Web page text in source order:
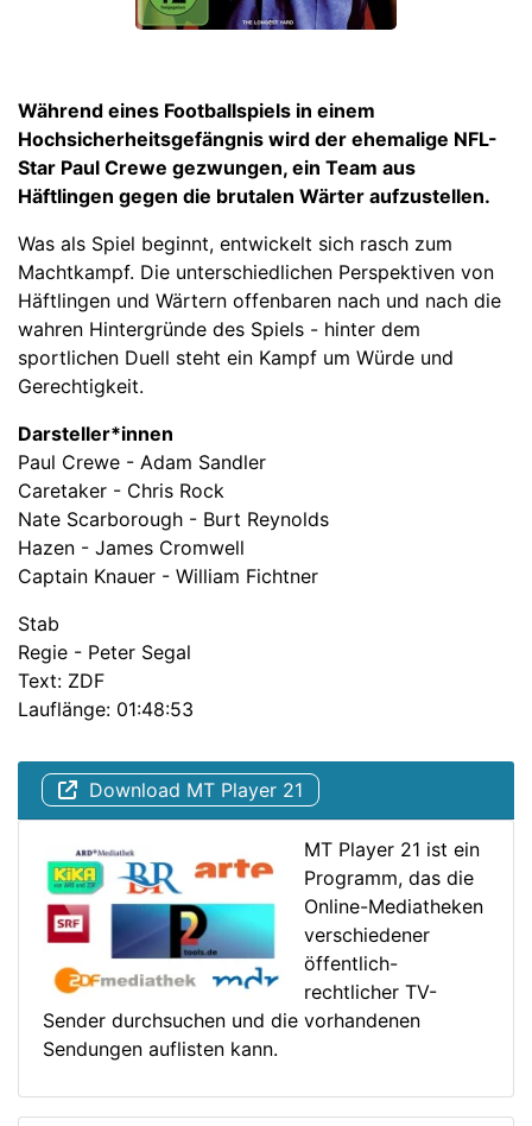
Während eines Footballspiels in einem
Hochsicherheitsgefängnis wird der ehemalige NFL-
Star Paul Crewe gezwungen, ein Team aus
Häftlingen gegen die brutalen Wärter aufzustellen.
Was als Spiel beginnt, entwickelt sich rasch zum
Machtkampf. Die unterschiedlichen Perspektiven von
Häftlingen und Wärtern offenbaren nach und nach die
wahren Hintergründe des Spiels - hinter dem
sportlichen Duell steht ein Kampf um Würde und
Gerechtigkeit.
Darsteller*innen
Paul Crewe - Adam Sandler
Caretaker - Chris Rock
Nate Scarborough - Burt Reynolds
Hazen - James Cromwell
Captain Knauer - William Fichtner
Stab
Regie - Peter Segal
Text: ZDF
Lauflänge: 01:48:53
Download MT Player 21
MT Player 21 ist ein
Programm, das die
Online-Mediatheken
verschiedener
öffentlich-
rechtlicher TV-
Sender durchsuchen und die vorhandenen
Sendungen auflisten kann.